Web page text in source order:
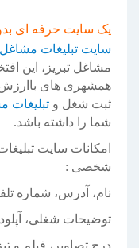
یک سایت حرفه ای
سایت تبلیغات مشاغل
مشاغل تبریز، این
همشهری های باارزش
ثبت شغل و تبلیغات
شما را داشته باشد.
شخصی :
نام، آدرس، شماره
توضیحات شغلی،